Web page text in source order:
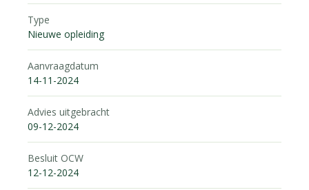
Type
Nieuwe opleiding
Aanvraagdatum
14-11-2024
Advies uitgebracht
09-12-2024
Besluit OCW
12-12-2024